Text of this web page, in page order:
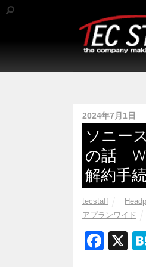
2024年7月1日
ソニー
の話
解約手
tecstaff
アプランワイド
F
X